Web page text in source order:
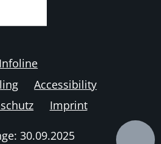
Infoline
Accessibility
Imprint
30.09.2025